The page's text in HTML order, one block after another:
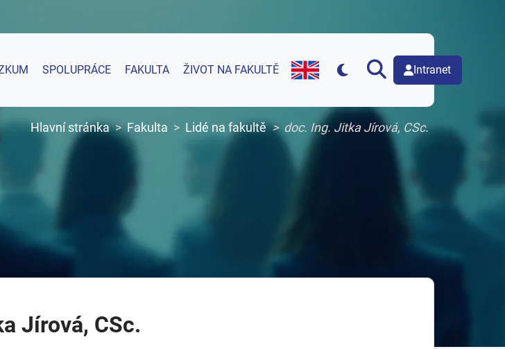
SPOLUPRÁCE FAKULTA ŽIVOT NA FAKULTĚ
English version of web page
Intranet
Hlavní stránka Fakulta Lidé na fakultě doc. Ing. Jitka Jírová, CSc.
Jírová, CSc.